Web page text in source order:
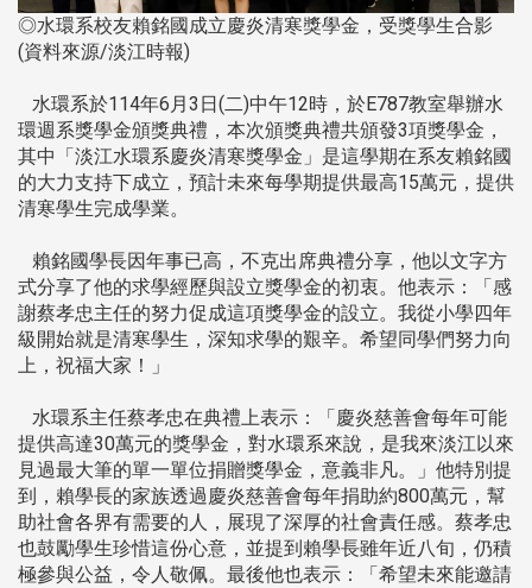
◎水環系校友賴銘國成立慶炎清寒獎學金，受獎學生合影
(資料來源/淡江時報)
水環系於114年6月3日(二)中午12時，於E787教室舉辦水
環週系獎學金頒獎典禮，本次頒獎典禮共頒發3項獎學金，
其中「淡江水環系慶炎清寒獎學金」是這學期在系友賴銘國
的大力支持下成立，預計未來每學期提供最高15萬元，提供
清寒學生完成學業。
賴銘國學長因年事已高，不克出席典禮分享，他以文字方
式分享了他的求學經歷與設立獎學金的初衷。他表示：「感
謝蔡孝忠主任的努力促成這項獎學金的設立。我從小學四年
級開始就是清寒學生，深知求學的艱辛。希望同學們努力向
上，祝福大家！」
水環系主任蔡孝忠在典禮上表示：「慶炎慈善會每年可能
提供高達30萬元的獎學金，對水環系來說，是我來淡江以來
見過最大筆的單一單位捐贈獎學金，意義非凡。」他特別提
到，賴學長的家族透過慶炎慈善會每年捐助約800萬元，幫
助社會各界有需要的人，展現了深厚的社會責任感。蔡孝忠
也鼓勵學生珍惜這份心意，並提到賴學長雖年近八旬，仍積
極參與公益，令人敬佩。最後他也表示：「希望未來能邀請